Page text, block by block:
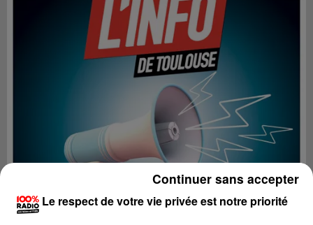
Le respect de votre vie privée est notre priorité
Continuer sans accepter